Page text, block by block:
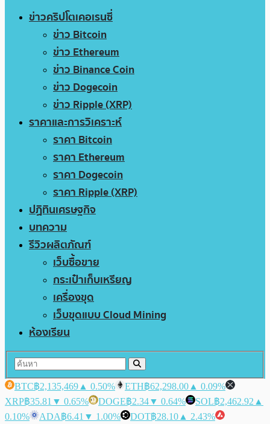
ข่าวคริปโตเคอเรนซี่
ข่าว Bitcoin
ข่าว Ethereum
ข่าว Binance Coin
ข่าว Dogecoin
ข่าว Ripple (XRP)
ราคาและการวิเคราะห์
ราคา Bitcoin
ราคา Ethereum
ราคา Dogecoin
ราคา Ripple (XRP)
ปฏิทินเศรษฐกิจ
บทความ
รีวิวผลิตภัณฑ์
เว็บซื้อขาย
กระเป๋าเก็บเหรียญ
เครื่องขุด
เว็บขุดแบบ Cloud Mining
ห้องเรียน
BTC฿2,135,469 ▲ 0.50% ETH฿62,298.00 ▲ 0.09%
XRP฿35.81 ▼ 0.65% DOGE฿2.34▼ 0.64% SOL฿2,462.92 ▲
0.10%
ADA฿6.41 ▼ 1.00% DOT฿28.10 ▲ 2.43%